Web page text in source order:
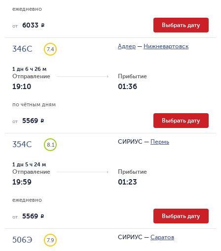
ежедневно
от 6033 R Выбрать дату
346С 7.4 Адлер — Нижневартовск
Отправление
19:10
1 дн 6 ч 26 м
Прибытие
01:36
по чётным дням
от 5569 R Выбрать дату
354С 8.1 СИРИУС — Пермь
Отправление
19:59
1 дн 5 ч 24 м
Прибытие
01:23
ежедневно
от 5569 R Выбрать дату
506Э 7.9 СИРИУС — Саратов